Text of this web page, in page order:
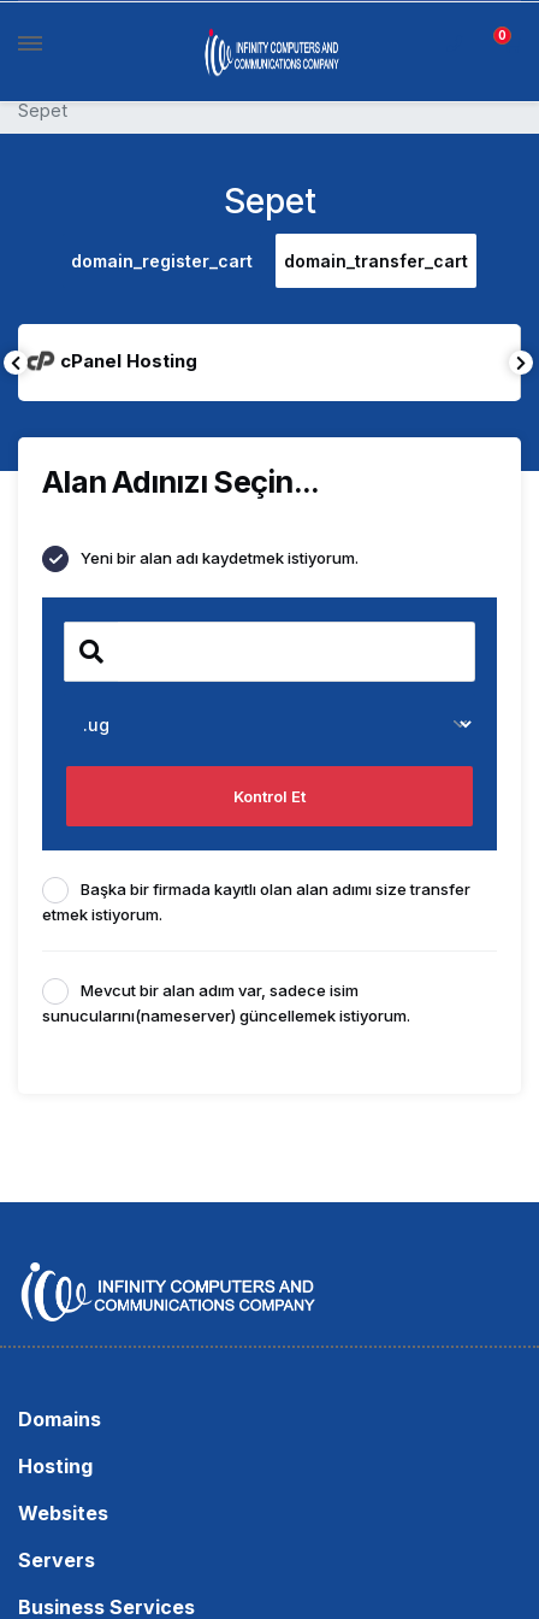
0
Sepet
Sepet
domain_register_cart domain_transfer_cart
cPanel Hosting
Alan Adınızı Seçin...
Yeni bir alan adı kaydetmek istiyorum.
Kontrol Et
Başka bir firmada kayıtlı olan alan adımı size transfer
etmek istiyorum.
Mevcut bir alan adım var, sadece isim
sunucularını(nameserver) güncellemek istiyorum.
Domains
Hosting
Websites
Servers
Business Services